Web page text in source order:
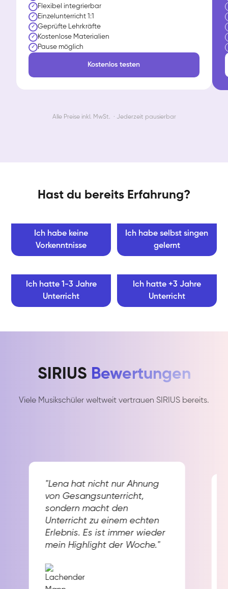
✓ Flexibel integrierbar
✓ Einzelunterricht 1:1
✓ Geprüfte Lehrkräfte
✓ Kostenlose Materialien
✓ Pause möglich
Kostenlos testen
Alle Preise inkl. MwSt. · Jederzeit pausierbar
Hast du bereits Erfahrung?
Ich habe keine
Vorkenntnisse
Ich habe selbst singen
gelernt
Ich hatte 1-3 Jahre
Unterricht
Ich hatte +3 Jahre
Unterricht
SIRIUS Bewertungen
Viele Musikschüler weltweit vertrauen SIRIUS bereits.
"Lena hat nicht nur Ahnung
von Gesangsunterricht,
sondern macht den
Unterricht zu einem echten
Erlebnis. Es ist immer wieder
mein Highlight der Woche."